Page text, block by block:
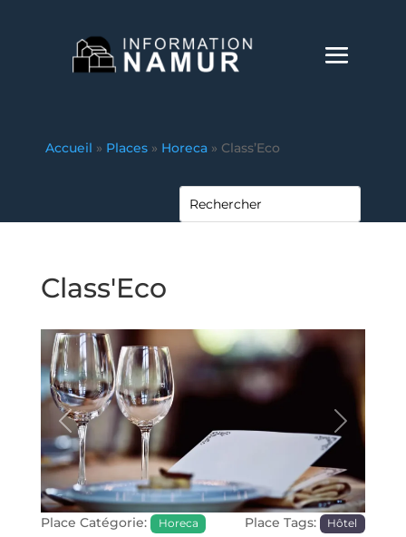
Accueil » Places » Horeca » Class’Eco
Class'Eco
Précédente Prochaine
Place Catégorie: Horeca Place Tags: Hôtel